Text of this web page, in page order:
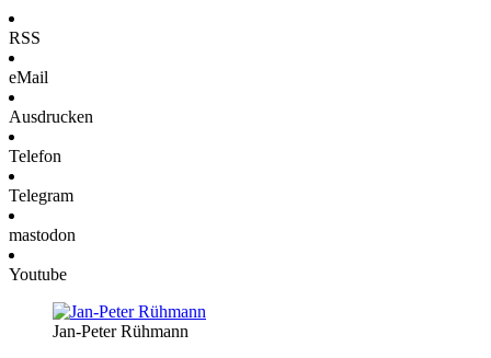
RSS
eMail
Ausdrucken
Telefon
Telegram
mastodon
Youtube
Jan-Peter Rühmann